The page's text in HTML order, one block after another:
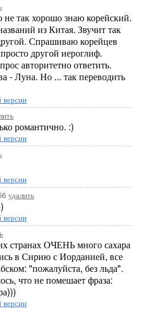
так хорошо знаю корейский.
из Китая. Звучит так
Спрашиваю корейцев
другой иероглиф.
авторитетно ответить.
- Луна. Но ... так переводить
романтично. :)
удалить
странах ОЧЕНЬ много сахара
в Сирию с Иорданией, все
"пожалуйста, без льда".
что не помешает фраза: